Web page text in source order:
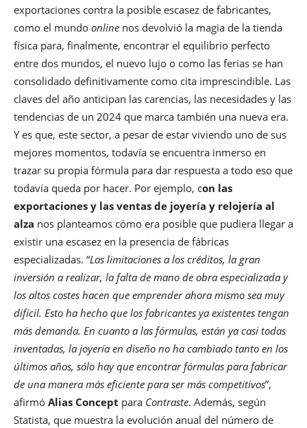
exportaciones contra la posible escasez de fabricantes,
como el mundo online nos devolvió la magia de la tienda
física para, finalmente, encontrar el equilibrio perfecto
entre dos mundos, el nuevo lujo o como las ferias se han
consolidado definitivamente como cita imprescindible. Las
claves del año anticipan las carencias, las necesidades y las
tendencias de un 2024 que marca también una nueva era.
Y es que, este sector, a pesar de estar viviendo uno de sus
mejores momentos, todavía se encuentra inmerso en
trazar su propia fórmula para dar respuesta a todo eso que
todavía queda por hacer. Por ejemplo, con las
exportaciones y las ventas de joyería y relojería al
alza nos planteamos cómo era posible que pudiera llegar a
existir una escasez en la presencia de fábricas
especializadas. “Las limitaciones a los créditos, la gran
inversión a realizar, la falta de mano de obra especializada y
los altos costes hacen que emprender ahora mismo sea muy
difícil. Esto ha hecho que los fabricantes ya existentes tengan
más demanda. En cuanto a las fórmulas, están ya casi todas
inventadas, la joyería en diseño no ha cambiado tanto en los
últimos años, sólo hay que encontrar fórmulas para fabricar
de una manera más eficiente para ser más competitivos”,
afirmó Alias Concept para Contraste. Además, según
Statista, que muestra la evolución anual del número de